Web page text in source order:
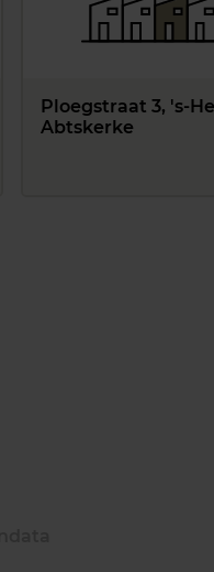
Ploegstraat 3, 's-
Abtskerke